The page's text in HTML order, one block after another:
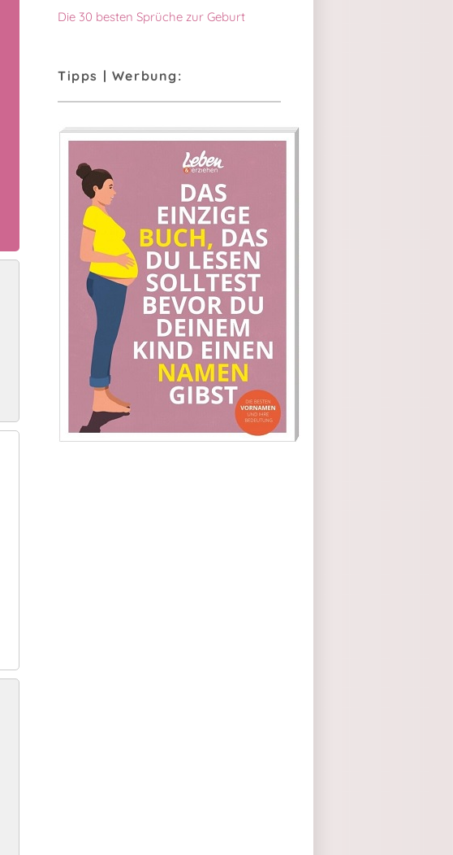
Die 30 besten Sprüche zur Geburt
Tipps | Werbung: